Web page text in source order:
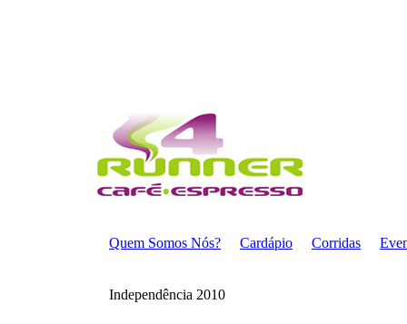
Quem Somos Nós? Cardápio Corridas
Independência 2010